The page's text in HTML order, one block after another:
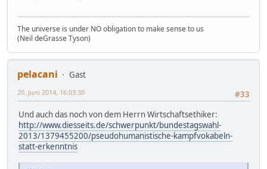
The universe is under NO obligation to make sense to us
(Neil deGrasse Tyson)
pelacani
Gast
#33
20. Juni 2014, 16:03:30
Und auch das noch von dem Herrn Wirtschaftsethiker:
http://www.diesseits.de/schwerpunkt/bundestagswahl-
2013/1379455200/pseudohumanistische-kampfvokabeln-
statt-erkenntnis